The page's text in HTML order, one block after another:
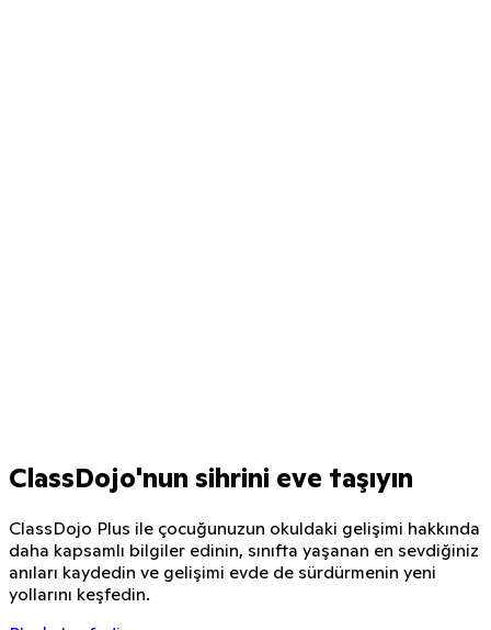
ClassDojo'nun sihrini eve taşıyın
ClassDojo Plus ile çocuğunuzun okuldaki gelişimi hakkında
daha kapsamlı bilgiler edinin, sınıfta yaşanan en sevdiğiniz
anıları kaydedin ve gelişimi evde de sürdürmenin yeni
yollarını keşfedin.
History